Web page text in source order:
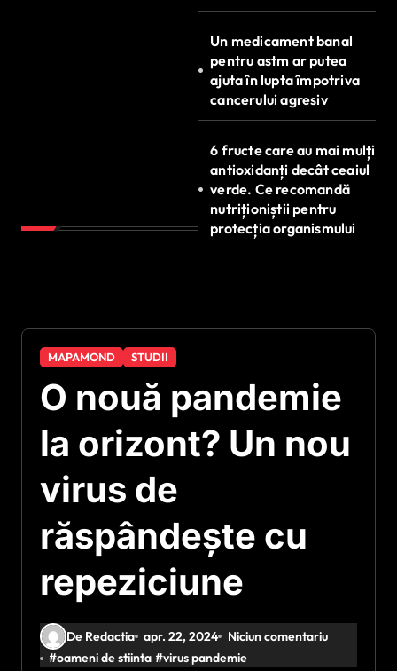
Un medicament banal
pentru astm ar putea
ajuta în lupta împotriva
cancerului agresiv
6 fructe care au mai mulți
antioxidanți decât ceaiul
verde. Ce recomandă
nutriționiștii pentru
protecția organismului
MAPAMOND STUDII
O nouă pandemie
la orizont? Un nou
virus de
răspândește cu
repeziciune
De Redactia apr. 22, 2024
Niciun comentariu
#oameni de stiinta #virus pandemie